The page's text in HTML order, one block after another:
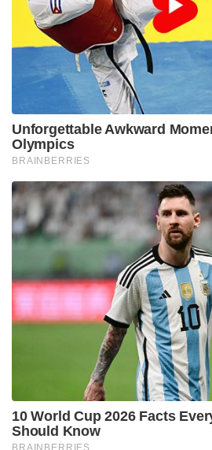
Unforgettable Awkward
Olympics
BRAINBERRIES
10 World Cup 2026 Facts
Should Know
BRAINBERRIES